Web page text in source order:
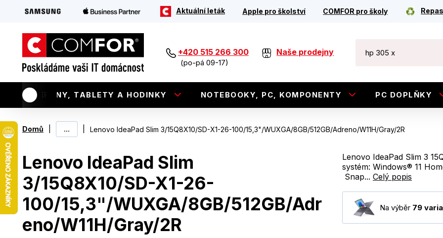
Aktuální leták Apple pro školství COMFOR pro školy
+420 515 266 300
(po-pá 09-17)
Naše prodejny
TELEFONY, TABLETY A HODINKY NOTEBOOKY, PC, KOMPONENTY PC DOPLŇKY
Domů ... Lenovo IdeaPad Slim 3/15Q8X10/SD-X1-26-100/15,3"/WUXGA/8GB/512GB/Adreno/W11H/Gray/2R
Lenovo IdeaPad Slim
3/15Q8X10/SD-X1-26-
100/15,3"/WUXGA/8GB/512GB/Adr
eno/W11H/Gray/2R
Lenovo IdeaPad Slim 3
systém: Windows® 11
Snap... Celý popis
Na výběr 79